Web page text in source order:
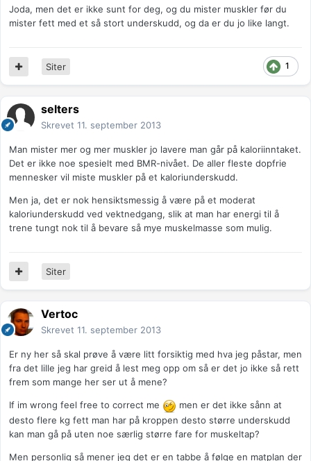
Joda, men det er ikke sunt for deg, og du mister muskler før du
mister fett med et så stort underskudd, og da er du jo like langt.
1
Siter
selters
Skrevet 11. september 2013
Man mister mer og mer muskler jo lavere man går på kaloriinntaket.
Det er ikke noe spesielt med BMR-nivået. De aller fleste dopfrie
mennesker vil miste muskler på et kaloriunderskudd.
Men ja, det er nok hensiktsmessig å være på et moderat
kaloriunderskudd ved vektnedgang, slik at man har energi til å
trene tungt nok til å bevare så mye muskelmasse som mulig.
Siter
Vertoc
Skrevet 11. september 2013
Er ny her så skal prøve å være litt forsiktig med hva jeg påstar, men
fra det lille jeg har greid å lest meg opp om så er det jo ikke så rett
frem som mange her ser ut å mene?
If im wrong feel free to correct me
men er det ikke sånn at
desto flere kg fett man har på kroppen desto større underskudd
kan man gå på uten noe særlig større fare for muskeltap?
Men personlig så mener jeg det er en tabbe å følge en matplan der